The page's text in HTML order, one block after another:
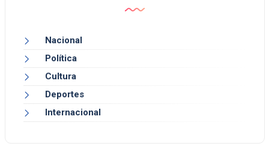
Nacional
Política
Cultura
Deportes
Internacional